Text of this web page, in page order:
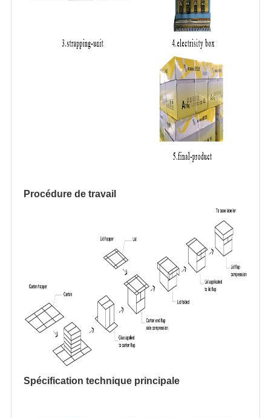
Procédure de travail
Spécification technique principale